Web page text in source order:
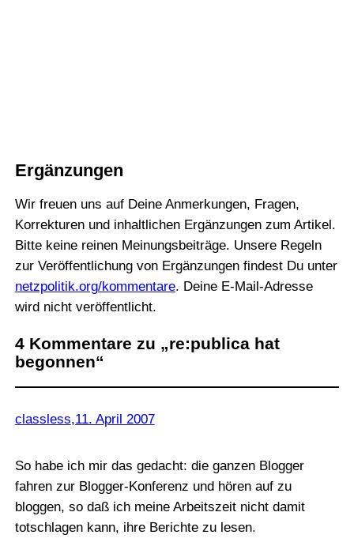
Ergänzungen
Wir freuen uns auf Deine Anmerkungen, Fragen,
Korrekturen und inhaltlichen Ergänzungen zum Artikel.
Bitte keine reinen Meinungsbeiträge. Unsere Regeln
zur Veröffentlichung von Ergänzungen findest Du unter
netzpolitik.org/kommentare. Deine E-Mail-Adresse
wird nicht veröffentlicht.
4 Kommentare zu „re:publica hat
begonnen“
classless,11. April 2007
So habe ich mir das gedacht: die ganzen Blogger
fahren zur Blogger-Konferenz und hören auf zu
bloggen, so daß ich meine Arbeitszeit nicht damit
totschlagen kann, ihre Berichte zu lesen.